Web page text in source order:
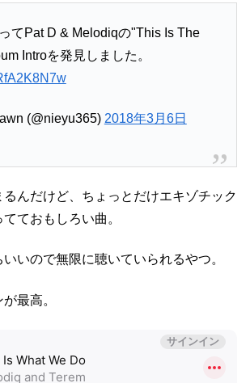
てPat D & Melodiqの"This Is The
Introを発見しました。
(@nieyu365) 2018年3月6日
んだけど、ちょっとだけエキゾチック
ておもしろい曲。
いいので無限に聴いていられるやつ。
最高。